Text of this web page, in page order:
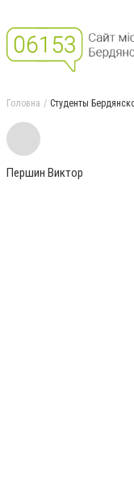
Головна Студенты
Першин Виктор